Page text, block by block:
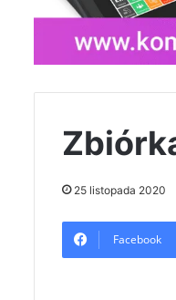
25 listopada 2020
Facebook